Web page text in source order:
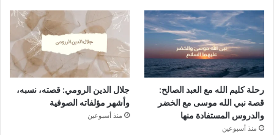
رحلة كليم الله مع العبد الصالح:
قصة نبي الله موسى مع الخضر
والدروس المستفادة منها
منذ أسبوعين
جلال الدين الرومي: قصته، نسبه،
وأشهر مؤلفاته الصوفية
منذ أسبوعين